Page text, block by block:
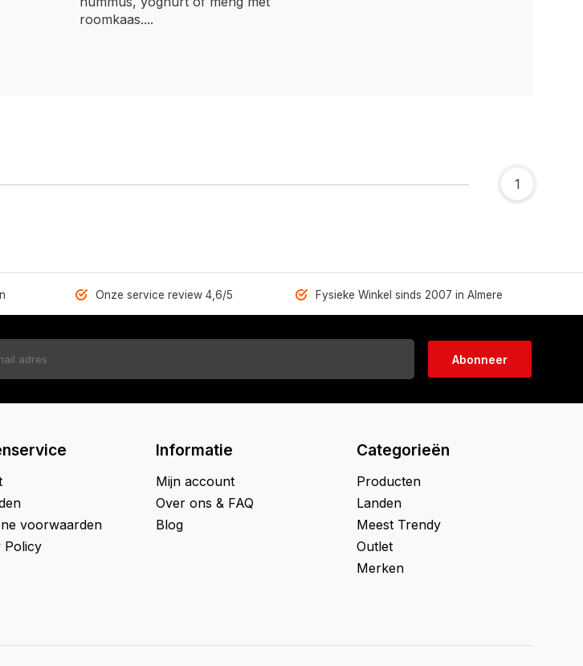
roomkaas....
1
Onze service review 4,6/5 Fysieke Winkel sinds 2007 in Almere
Abonneer
voorwaarden
Policy
Informatie
Mijn account
Over ons & FAQ
Blog
Categorieën
Producten
Landen
Meest Trendy
Outlet
Merken